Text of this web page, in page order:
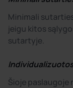
Minimali
jeigu kitos
sutartyje.
Šioje